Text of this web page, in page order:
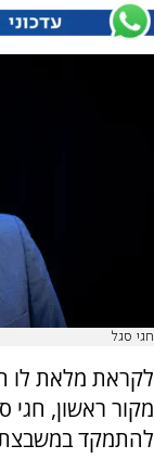
חגי סגל
לקראת מלאת לו
מקור ראשון, חגי
להתמקד במשבצת